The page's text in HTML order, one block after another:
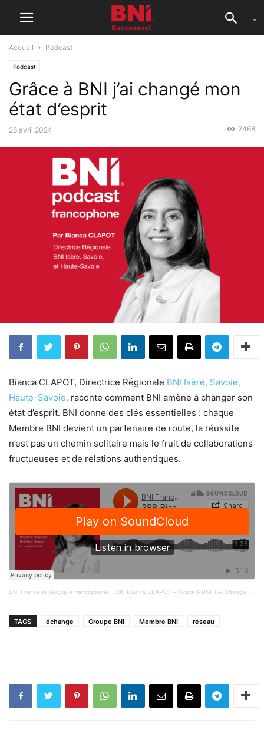
Accueil Podcast
Podcast
Grâce à BNI j’ai changé mon
état d’esprit
26 avril 2024 2468
Bianca CLAPOT, Directrice Régionale BNI Isère, Savoie,
Haute-Savoie, raconte comment BNI amène à changer son
état d’esprit. BNI donne des clés essentielles : chaque
Membre BNI devient un partenaire de route, la réussite
n’est pas un chemin solitaire mais le fruit de collaborations
fructueuses et de relations authentiques.
BNI France et Belgique francophone · 388 Bianca CLAPOT – Grace A BNI J Ai Change Mon Etat D Esprit
TAGS échange Groupe BNI Membre BNI réseau